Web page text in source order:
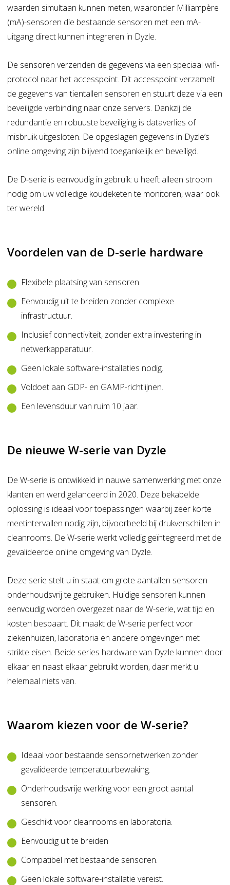
waarden simultaan kunnen meten, waaronder Milliampère
(mA)-sensoren die bestaande sensoren met een mA-
uitgang direct kunnen integreren in Dyzle.
De sensoren verzenden de gegevens via een speciaal wifi-
protocol naar het accesspoint. Dit accesspoint verzamelt
de gegevens van tientallen sensoren en stuurt deze via een
beveiligde verbinding naar onze servers. Dankzij de
redundantie en robuuste beveiliging is dataverlies of
misbruik uitgesloten. De opgeslagen gegevens in Dyzle’s
online omgeving zijn blijvend toegankelijk en beveiligd.
De D-serie is eenvoudig in gebruik: u heeft alleen stroom
nodig om uw volledige koudeketen te monitoren, waar ook
ter wereld.
Voordelen van de D-serie hardware
Flexibele plaatsing van sensoren.
Eenvoudig uit te breiden zonder complexe
infrastructuur.
Inclusief connectiviteit, zonder extra investering in
netwerkapparatuur.
Geen lokale software-installaties nodig.
Voldoet aan GDP- en GAMP-richtlijnen.
Een levensduur van ruim 10 jaar.
De nieuwe W-serie van Dyzle
De W-serie is ontwikkeld in nauwe samenwerking met onze
klanten en werd gelanceerd in 2020. Deze bekabelde
oplossing is ideaal voor toepassingen waarbij zeer korte
meetintervallen nodig zijn, bijvoorbeeld bij drukverschillen in
cleanrooms. De W-serie werkt volledig geïntegreerd met de
gevalideerde online omgeving van Dyzle.
Deze serie stelt u in staat om grote aantallen sensoren
onderhoudsvrij te gebruiken. Huidige sensoren kunnen
eenvoudig worden overgezet naar de W-serie, wat tijd en
kosten bespaart. Dit maakt de W-serie perfect voor
ziekenhuizen, laboratoria en andere omgevingen met
strikte eisen. Beide series hardware van Dyzle kunnen door
elkaar en naast elkaar gebruikt worden, daar merkt u
helemaal niets van.
Waarom kiezen voor de W-serie?
Ideaal voor bestaande sensornetwerken zonder
gevalideerde temperatuurbewaking.
Onderhoudsvrije werking voor een groot aantal
sensoren.
Geschikt voor cleanrooms en laboratoria.
Eenvoudig uit te breiden
Compatibel met bestaande sensoren.
Geen lokale software-installatie vereist.